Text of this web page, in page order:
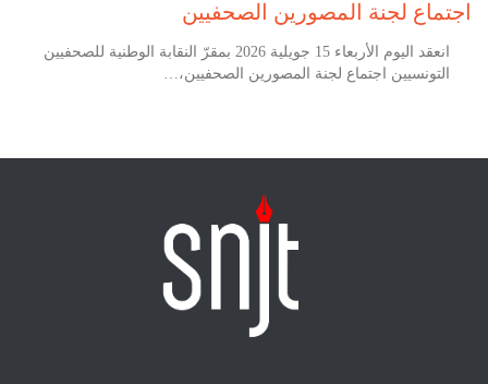
اجتماع لجنة المصورين الصحفيين
انعقد اليوم الأربعاء 15 جويلية 2026 بمقرّ النقابة الوطنية للصحفيين
التونسيين اجتماع لجنة المصورين الصحفيين،…